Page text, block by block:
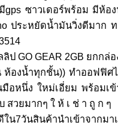
gps ซาวเดอร์พร้อม มีห้อ
ประหยัดน้ำมันวิ่งดีมาก
ป GO GEAR 2GB ยกกล่อ
ห้องน้ำทุกชั้น)) ทำออฟฟิ
อหนึ่ง ใหม่เอี่ยม พร้อมเ
วยมากๆ ใ ห้ เ ช่ า ถู ก ๆ
น7วันสินค้านำเข้าจากมา